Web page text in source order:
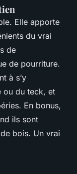
Elle apporte
du vrai
de
de pourriture.
à s’y
ou du teck, et
En bonus,
ils sont
bois. Un vrai